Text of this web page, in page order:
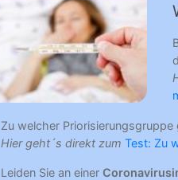
Zu welcher Priorisierungsgruppe
Hier geht´s direkt zum Test: Zu
Leiden Sie an einer